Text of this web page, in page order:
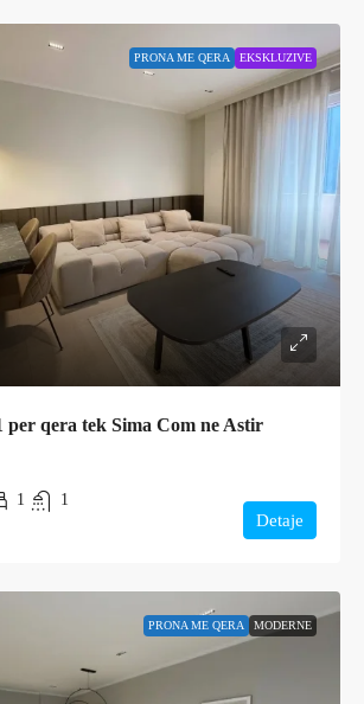
PRONA ME QERA EKSKLUZIVE
per qera tek Sima Com ne Astir
1 1
Detaje
PRONA ME QERA MODERNE